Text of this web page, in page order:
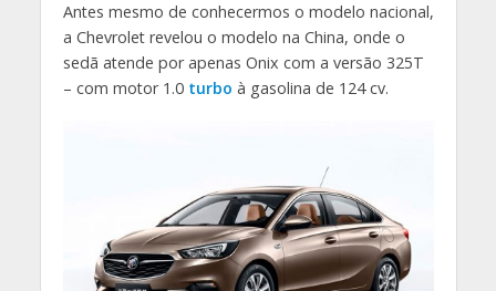
Antes mesmo de conhecermos o modelo nacional,
a Chevrolet revelou o modelo na China, onde o
sedã atende por apenas Onix com a versão 325T
– com motor 1.0 turbo à gasolina de 124 cv.